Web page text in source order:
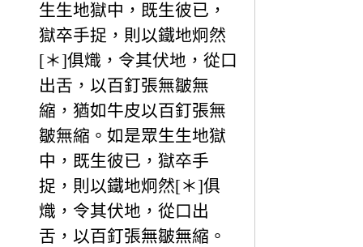
生生地獄中，既生彼已，
獄卒手捉，則以鐵地炯然
[＊]俱熾，令其伏地，從口
出舌，以百釘張無皺無
縮，猶如牛皮以百釘張無
皺無縮。如是眾生生地獄
中，既生彼已，獄卒手
捉，則以鐵地炯然[＊]俱
熾，令其伏地，從口出
舌，以百釘張無皺無縮。